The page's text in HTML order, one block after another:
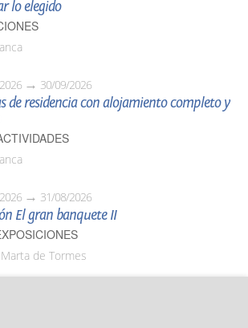
lo elegido
30/09/2026
de residencia con alojamiento completo y
31/08/2026
El gran banquete II
de Tormes